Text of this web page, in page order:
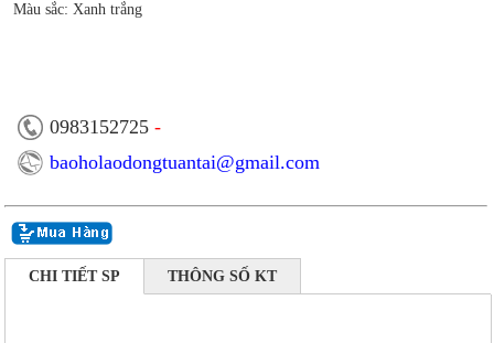
Màu sắc: Xanh trắng
0983152725 -
baoholaodongtuantai@gmail.com
CHI TIẾT SP THÔNG SỐ KT